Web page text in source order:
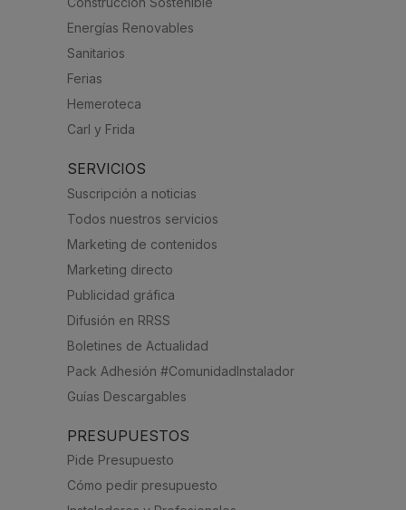
Energías Renovables
Sanitarios
Ferias
Hemeroteca
Carl y Frida
SERVICIOS
Suscripción a noticias
Todos nuestros servicios
Marketing de contenidos
Marketing directo
Publicidad gráfica
Difusión en RRSS
Boletines de Actualidad
Pack Adhesión #ComunidadInstalador
Guías Descargables
PRESUPUESTOS
Pide Presupuesto
Cómo pedir presupuesto